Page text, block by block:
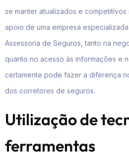
se manter atualizados e
apoio de uma empresa
Assessoria de Seguros, tanto na
quanto no acesso às informações e
certamente pode fazer a diferença
dos corretores de seguros.
Utilização de
ferramentas